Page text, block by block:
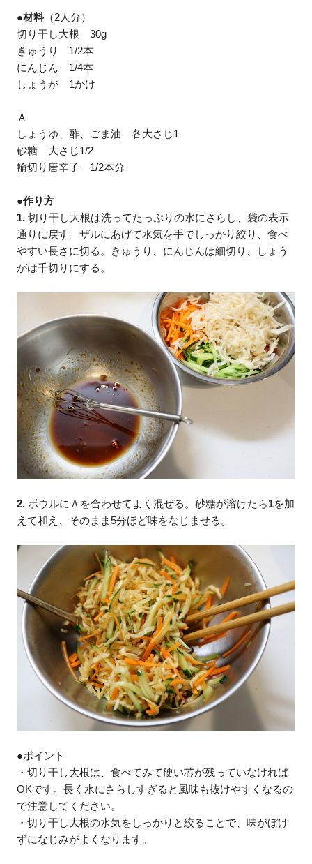
●材料（2人分）
切り干し大根 30g
きゅうり 1/2本
にんじん 1/4本
しょうが 1かけ
Ａ
しょうゆ、酢、ごま油 各大さじ1
砂糖 大さじ1/2
輪切り唐辛子 1/2本分
●作り方
1. 切り干し大根は洗ってたっぷりの水にさらし、袋の表示
通りに戻す。ザルにあげて水気を手でしっかり絞り、食べ
やすい長さに切る。きゅうり、にんじんは細切り、しょう
がは千切りにする。
2. ボウルにＡを合わせてよく混ぜる。砂糖が溶けたら1を加
えて和え、そのまま5分ほど味をなじませる。
●ポイント
・切り干し大根は、食べてみて硬い芯が残っていなければ
OKです。長く水にさらしすぎると風味も抜けやすくなるの
で注意してください。
・切り干し大根の水気をしっかりと絞ることで、味がぼけ
ずになじみがよくなります。